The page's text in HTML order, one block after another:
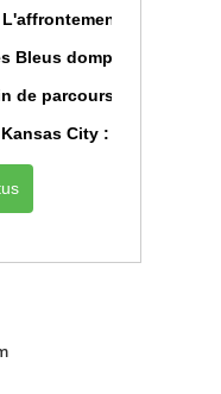
L'affrontement tactique
Bleus domptent les
de parcours pour les
City : L’Algérie